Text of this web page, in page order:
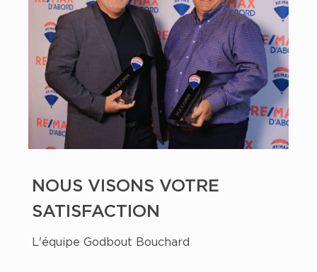
NOUS VISONS VOTRE
SATISFACTION
L'équipe Godbout Bouchard